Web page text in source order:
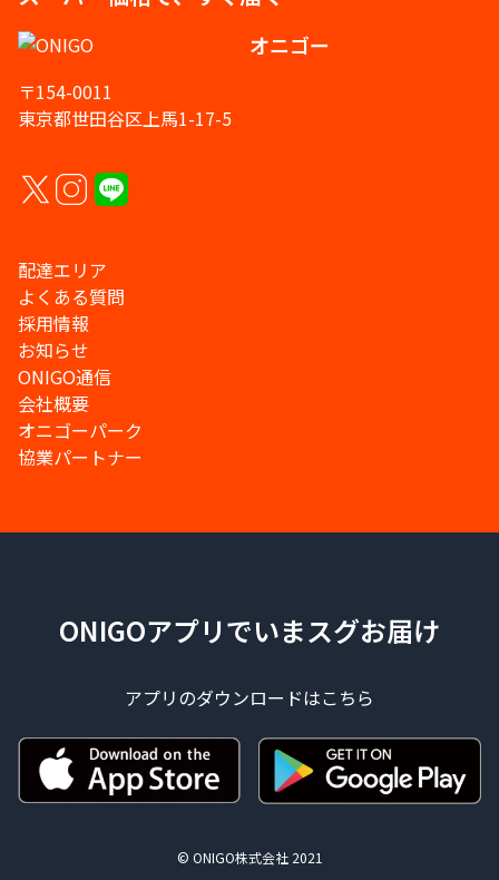
オニゴー
〒154-0011
東京都世田谷区上馬1-17-5
配達エリア
よくある質問
採用情報
お知らせ
ONIGO通信
会社概要
オニゴーパーク
協業パートナー
ONIGOアプリでいまスグお届け
アプリのダウンロードはこちら
© ONIGO株式会社 2021